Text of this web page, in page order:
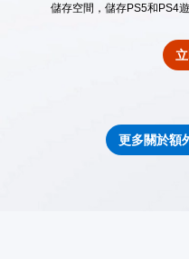
儲存空間，儲存PS5和PS4
更多關於額